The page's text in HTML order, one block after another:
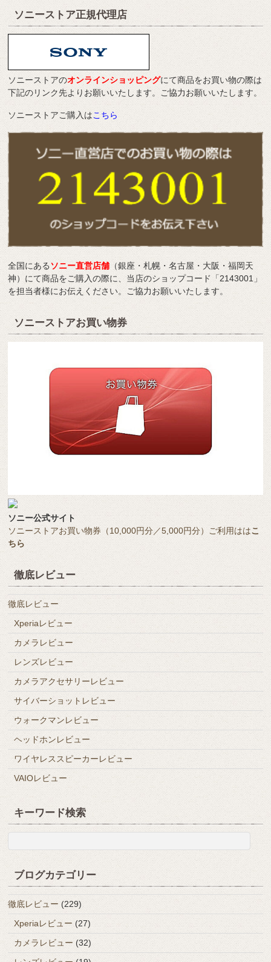
ソニーストア正規代理店
ソニーストアのオンラインショッピングにて商品をお買い物の際は
下記のリンク先よりお願いいたします。ご協力お願いいたします。
ソニーストアご購入はこちら
全国にあるソニー直営店舗 （銀座・札幌・名古屋・大阪・福岡天
神）にて商品をご購入の際に、当店のショップコード「2143001」
を担当者様にお伝えください。ご協力お願いいたします。
ソニーストアお買い物券
ソニー公式サイト
ソニーストアお買い物券（10,000円分／5,000円分）ご利用ははこ
ちら
徹底レビュー
徹底レビュー
Xperiaレビュー
カメラレビュー
レンズレビュー
カメラアクセサリーレビュー
サイバーショットレビュー
ウォークマンレビュー
ヘッドホンレビュー
ワイヤレススピーカーレビュー
VAIOレビュー
キーワード検索
ブログカテゴリー
徹底レビュー (229)
Xperiaレビュー (27)
カメラレビュー (32)